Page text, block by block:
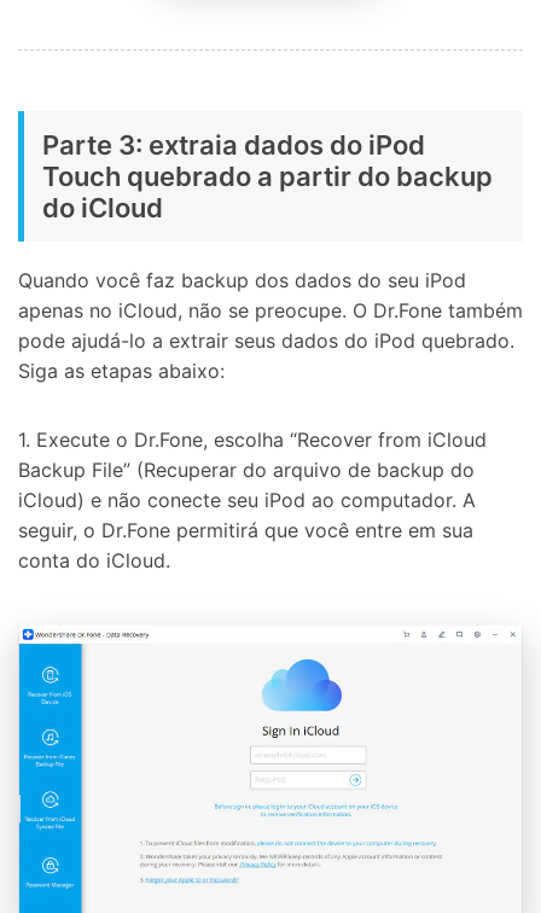
Parte 3: extraia dados do iPod
Touch quebrado a partir do backup
do iCloud
Quando você faz backup dos dados do seu iPod
apenas no iCloud, não se preocupe. O Dr.Fone também
pode ajudá-lo a extrair seus dados do iPod quebrado.
Siga as etapas abaixo:
1. Execute o Dr.Fone, escolha “Recover from iCloud
Backup File” (Recuperar do arquivo de backup do
iCloud) e não conecte seu iPod ao computador. A
seguir, o Dr.Fone permitirá que você entre em sua
conta do iCloud.